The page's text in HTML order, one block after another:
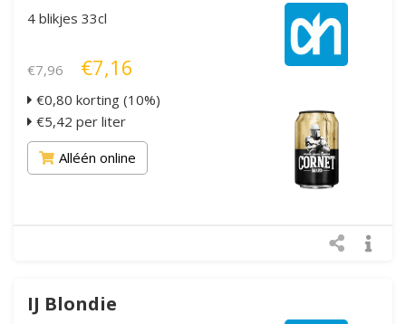
4 blikjes 33cl
€7,96 €7,16
€0,80 korting (10%)
€5,42 per liter
Alléén online
IJ Blondie